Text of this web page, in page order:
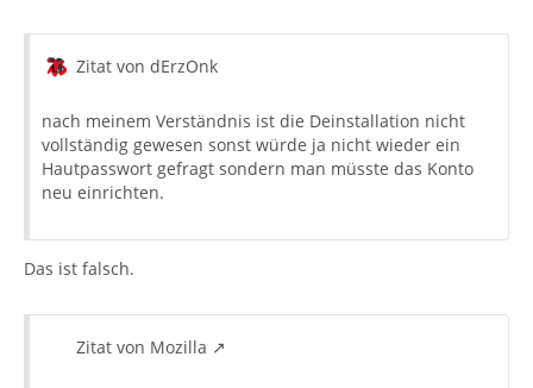
Zitat von dErzOnk
nach meinem Verständnis ist die Deinstallation nicht
vollständig gewesen sonst würde ja nicht wieder ein
Hautpasswort gefragt sondern man müsste das Konto
neu einrichten.
Das ist falsch.
Zitat von Mozilla